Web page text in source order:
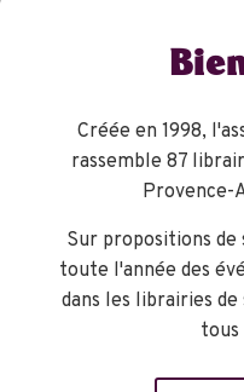
TOURNÉES
Créée en 1998,
rassemble 87
Provence-
Sur propositions
toute l'année des
dans les librairies
tous